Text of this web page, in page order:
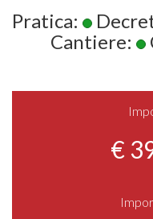
Pratica:
Cantiere:
€